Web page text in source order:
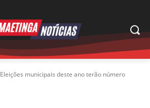
Eleições municipais deste ano terão número